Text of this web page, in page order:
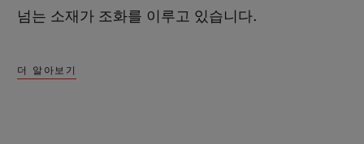
넘는 소재가 조화를 이루고 있습니다.
더 알아보기